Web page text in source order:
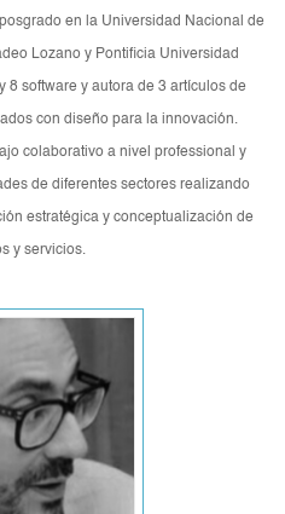
en la Universidad Nacional de
Lozano y Pontificia Universidad
8 software y autora de 3 artículos de
con diseño para la innovación.
colaborativo a nivel professional y
de diferentes sectores realizando
estratégica y conceptualización de
y servicios.